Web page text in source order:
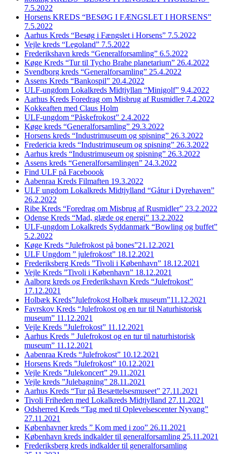
7.5.2022
Horsens KREDS “BESØG I FÆNGSLET I HORSENS”
7.5.2022
Aarhus Kreds “Besøg i Fængslet i Horsens” 7.5.2022
Vejle kreds “Legoland” 7.5.2022
Frederikshavn kreds “Generalforsamling” 6.5.2022
Køge Kreds “Tur til Tycho Brahe planetarium” 26.4.2022
Svendborg kreds “Generalforsamling” 25.4.2022
Assens Kreds “Bankospil” 20.4.2022
ULF-ungdom Lokalkreds Midtjyllan “Minigolf” 9.4.2022
Aarhus Kreds Foredrag om Misbrug af Rusmidler 7.4.2022
Kokkeaften med Claus Holm
ULF-ungdom “Påskefrokost” 2.4.2022
Køge kreds “Generalforsamling” 29.3.2022
Horsens kreds “Industrimuseum og spisning” 26.3.2022
Fredericia kreds “Industrimuseum og spisning” 26.3.2022
Aarhus kreds “Industrimuseum og spisning” 26.3.2022
Assens kreds “Generalforsamlingen” 24.3.2022
Find ULF på Faceboook
Aabenraa Kreds Filmaften 19.3.2022
ULF ungdom Lokalkreds Midtjylland “Gåtur i Dyrehaven”
26.2.2022
Ribe Kreds “Foredrag om Misbrug af Rusmidler” 23.2.2022
Odense Kreds “Mad, glæde og energi” 13.2.2022
ULF-ungdom Lokalkreds Syddanmark “Bowling og buffet”
5.2.2022
Køge Kreds “Julefrokost på bones”21.12.2021
ULF Ungdom ” julefrokost” 18.12.2021
Frederiksberg Kreds ”Tivoli i København” 18.12.2021
Vejle Kreds ”Tivoli i København” 18.12.2021
Aalborg kreds og Frederikshavn Kreds “Julefrokost”
17.12.2021
Holbæk Kreds”Julefrokost Holbæk museum”11.12.2021
Favrskov Kreds “Julefrokost og en tur til Naturhistorisk
museum” 11.12.2021
Vejle Kreds ”Julefrokost” 11.12.2021
Aarhus Kreds ” Julefrokost og en tur til naturhistorisk
museum” 11.12.2021
Aabenraa Kreds “Julefrokost” 10.12.2021
Horsens Kreds ”Julefrokost” 10.12.2021
Vejle Kreds ”Julekoncert” 29.11.2021
Vejle kreds ”Julebagning” 28.11.2021
Aarhus Kreds “Tur på Besættelsesmuseet” 27.11.2021
Tivoli Friheden med Lokalkreds Midtjylland 27.11.2021
Odsherred Kreds “Tag med til Oplevelsescenter Nyvang”
27.11.2021
Københavner kreds ” Kom med i zoo” 26.11.2021
København kreds indkalder til generalforsamling 25.11.2021
Frederiksberg kreds indkalder til generalforsamling